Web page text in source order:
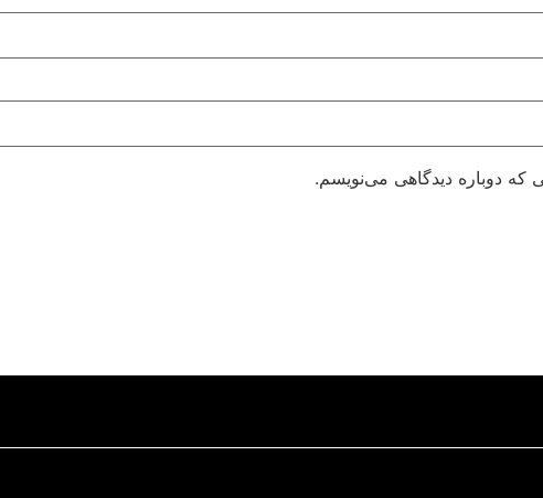
که دوباره دیدگاهی می‌نویسم.